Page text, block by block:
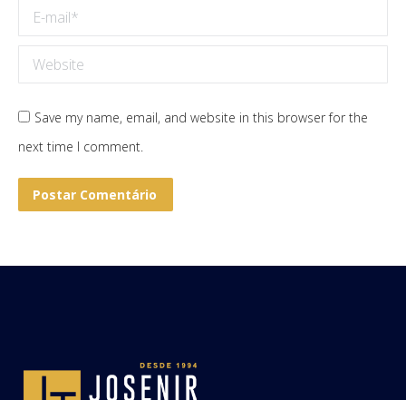
E-mail *
Website
Save my name, email, and website in this browser for the
next time I comment.
Postar Comentário